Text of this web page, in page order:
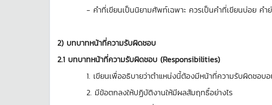
- คำที่เขียนเป็นนิยามศัพท์เฉพาะ ควรเป็นคำที่เขียนบ่อย คำย่
2) บทบาทหน้าที่ความรับผิดชอบ
2.1 บทบาทหน้าที่ความรับผิดชอบ (Responsibilities)
1. เขียนเพื่ออธิบายว่าตำแหน่งนี้ต้องมีหน้าที่ความรับผิดชอบอ
2. มีข้อตกลงให้ปฏิบัติงานให้มีผลสัมฤทธิ์อย่างไร